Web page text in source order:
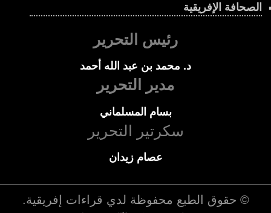
الصحافة الإفريقية
رئيس التحرير
د. محمد بن عبد الله أحمد
مدير التحرير
بسام المسلماني
سكرتير التحرير
عصام زيدان
© حقوق الطبع محفوظة لدي قراءات إفريقية.